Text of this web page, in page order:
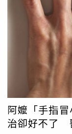
阿嬤「手指
治卻好不了